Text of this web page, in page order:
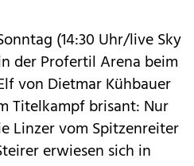
(14:30 Uhr/live Sky
der Profertil Arena beim
von Dietmar Kühbauer
Titelkampf brisant: Nur
Linzer vom Spitzenreiter
erwiesen sich in